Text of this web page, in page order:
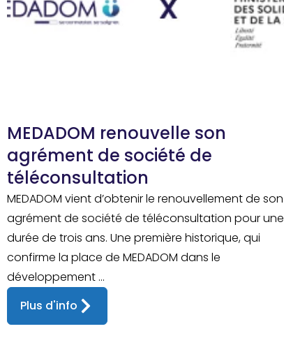
MEDADOM renouvelle son
agrément de société de
téléconsultation
MEDADOM vient d’obtenir le renouvellement de son
agrément de société de téléconsultation pour une
durée de trois ans. Une première historique, qui
confirme la place de MEDADOM dans le
développement ...
Plus d'info